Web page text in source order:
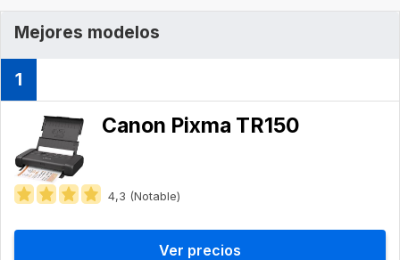
Mejores modelos
1
Canon Pixma TR150
4,3 (Notable)
Ver precios